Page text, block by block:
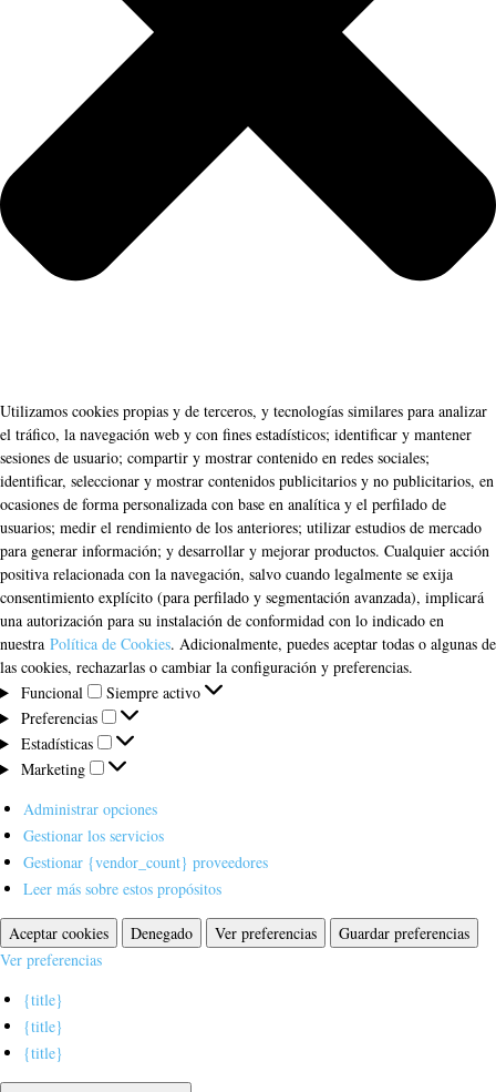
Utilizamos cookies propias y de terceros, y tecnologías similares para analizar
el tráfico, la navegación web y con fines estadísticos; identificar y mantener
sesiones de usuario; compartir y mostrar contenido en redes sociales;
identificar, seleccionar y mostrar contenidos publicitarios y no publicitarios, en
ocasiones de forma personalizada con base en analítica y el perfilado de
usuarios; medir el rendimiento de los anteriores; utilizar estudios de mercado
para generar información; y desarrollar y mejorar productos. Cualquier acción
positiva relacionada con la navegación, salvo cuando legalmente se exija
consentimiento explícito (para perfilado y segmentación avanzada), implicará
una autorización para su instalación de conformidad con lo indicado en
nuestra Política de Cookies. Adicionalmente, puedes aceptar todas o algunas de
las cookies, rechazarlas o cambiar la configuración y preferencias.
Funcional
Funcional
Siempre activo
Preferencias
Preferencias
Estadísticas
Estadísticas
Marketing
Marketing
Administrar opciones
Gestionar los servicios
Gestionar {vendor_count} proveedores
Leer más sobre estos propósitos
Aceptar cookies Denegado Ver preferencias
Guardar preferencias
Ver preferencias
{title}
{title}
{title}